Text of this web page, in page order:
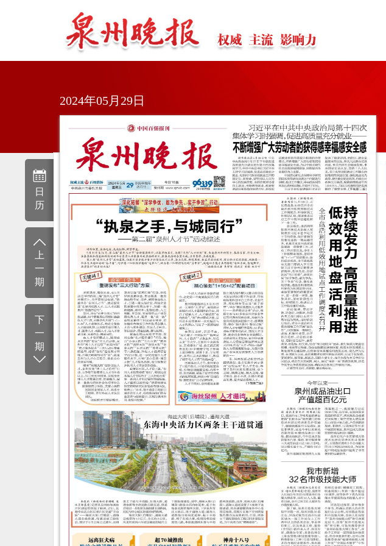
日
历
上
一
期
下
一
期
2024年05月29日